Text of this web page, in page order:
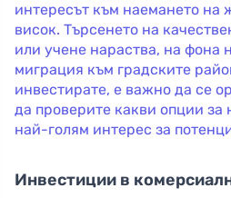
интересът към наемането на
висок. Търсенето на
или учене нараства, на фона
миграция към градските
инвестирате, е важно да се
да проверите какви опции за
най-голям интерес за
Инвестиции в